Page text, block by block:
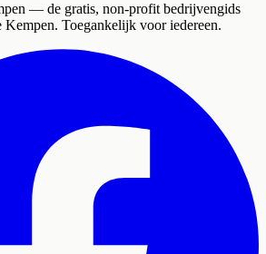
— de gratis, non-profit bedrijvengids
Kempen. Toegankelijk voor iedereen.